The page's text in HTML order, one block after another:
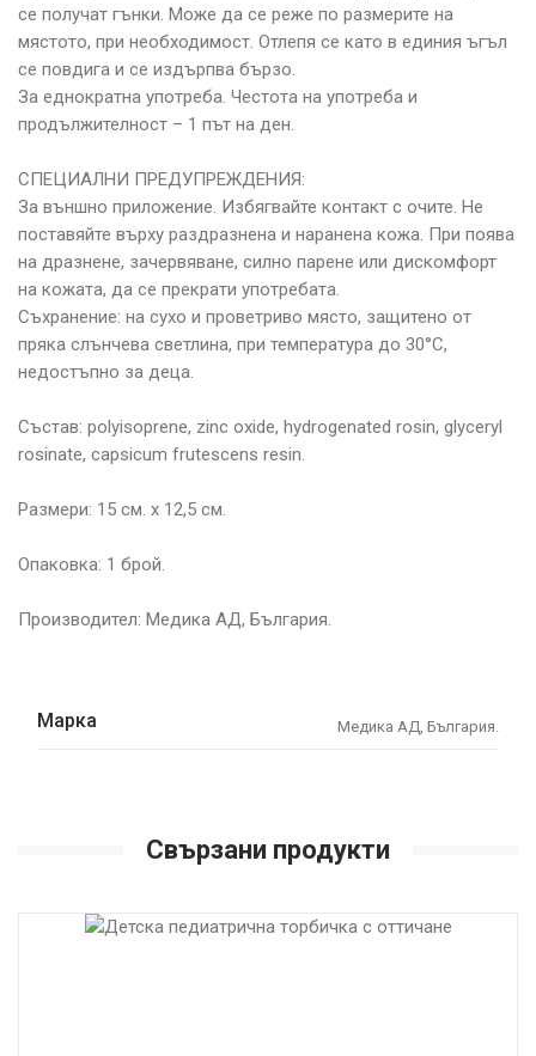
се получат гънки. Може да се реже по размерите на
мястото, при необходимост. Отлепя се като в единия ъгъл
се повдига и се издърпва бързо.
За еднократна употреба. Честота на употреба и
продължителност – 1 път на ден.
СПЕЦИАЛНИ ПРЕДУПРЕЖДЕНИЯ:
За външно приложение. Избягвайте контакт с очите. Не
поставяйте върху раздразнена и наранена кожа. При поява
на дразнене, зачервяване, силно парене или дискомфорт
на кожата, да се прекрати употребата.
Съхранение: на сухо и проветриво място, защитено от
пряка слънчева светлина, при температура до 30°С,
недостъпно за деца.
Състав: polyisoprene, zinc oxide, hydrogenated rosin, glyceryl
rosinate, capsicum frutescens resin.
Размери: 15 см. х 12,5 см.
Опаковка: 1 брой.
Производител: Медика АД, България.
Марка Медика АД, България.
Свързани продукти